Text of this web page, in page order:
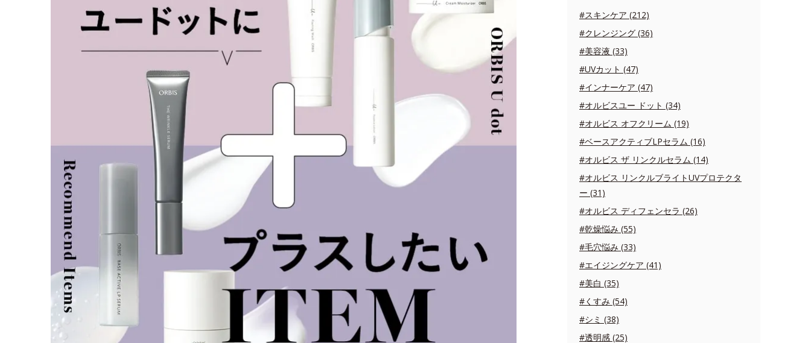
#スキンケア (212)
#クレンジング (36)
#美容液 (33)
#UVカット (47)
#インナーケア (47)
#オルビスユー ドット (34)
#オルビス オフクリーム (19)
#ベースアクティブLPセラム (16)
#オルビス ザ リンクルセラム (14)
#オルビス リンクルブライトUVプロテクタ
ー (31)
#オルビス ディフェンセラ (26)
#乾燥悩み (55)
#毛穴悩み (33)
#エイジングケア (41)
#美白 (35)
#くすみ (54)
#シミ (38)
#透明感 (25)